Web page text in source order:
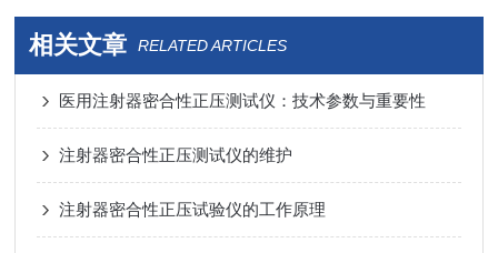
相关文章 RELATED ARTICLES
医用注射器密合性正压测试仪：技术参数与重要性
注射器密合性正压测试仪的维护
注射器密合性正压试验仪的工作原理